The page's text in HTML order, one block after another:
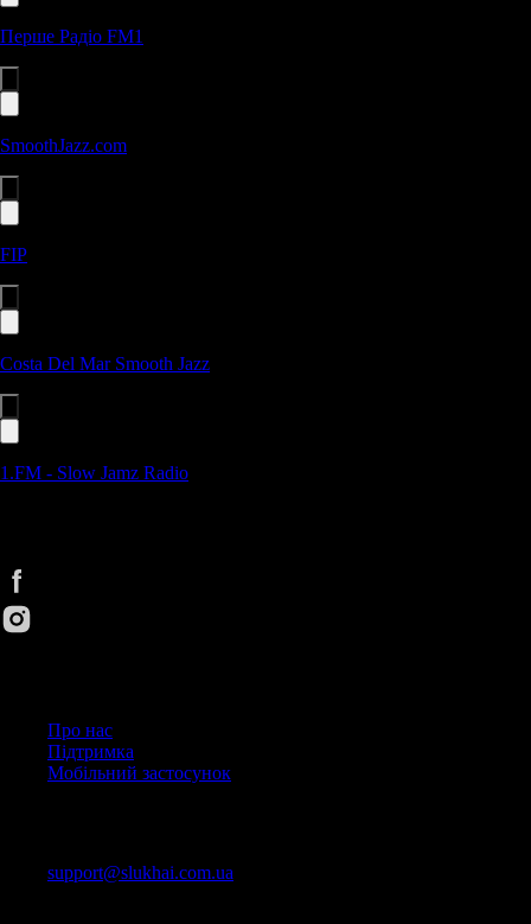
Перше Радіо FM1
SmoothJazz.com
FIP
Costa Del Mar Smooth Jazz
1.FM - Slow Jamz Radio
Про нас
Підтримка
Мобільний застосунок
support@slukhai.com.ua